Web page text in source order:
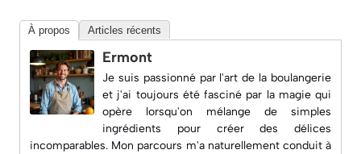
À propos Articles récents
Ermont
Je suis passionné par l'art de la boulangerie
et j'ai toujours été fasciné par la magie qui
opère lorsqu'on mélange de simples
ingrédients pour créer des délices
incomparables. Mon parcours m'a naturellement conduit à